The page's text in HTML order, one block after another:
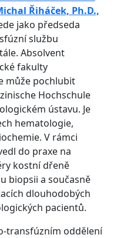
Řiháček, Ph.D.,
jako předseda
službu
Absolvent
fakulty
může pochlubit
Hochschule
ústavu. Je
hematologie,
V rámci
do praxe na
kostní dřeně
biopsii a současně
dlouhodobých
pacientů.
transfúzním oddělení